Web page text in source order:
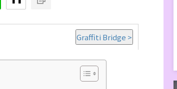
Graffiti Bridge >